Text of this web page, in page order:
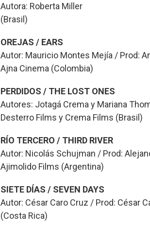
Autora: Roberta Miller
(Brasil)
OREJAS / EARS
Autor: Mauricio Montes Mejía / Prod:
Ajna Cinema (Colombia)
PERDIDOS / THE LOST ONES
Autores: Jotagá Crema y Mariana
Desterro Films y Crema Films (Brasil)
RÍO TERCERO / THIRD RIVER
Autor: Nicolás Schujman / Prod:
Ajimolido Films (Argentina)
SIETE DÍAS / SEVEN DAYS
Autor: César Caro Cruz / Prod: César
(Costa Rica)